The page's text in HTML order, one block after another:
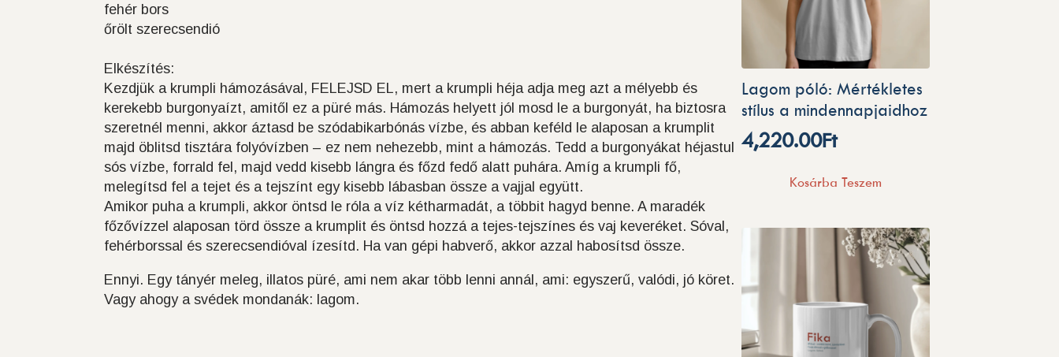
fehér bors
őrölt szerecsendió
Elkészítés:
Kezdjük a krumpli hámozásával, FELEJSD EL, mert a krumpli héja adja meg azt a mélyebb és
kerekebb burgonyaízt, amitől ez a püré más. Hámozás helyett jól mosd le a burgonyát, ha biztosra
szeretnél menni, akkor áztasd be szódabikarbónás vízbe, és abban keféld le alaposan a krumplit
majd öblitsd tisztára folyóvízben – ez nem nehezebb, mint a hámozás. Tedd a burgonyákat héjastul
sós vízbe, forrald fel, majd vedd kisebb lángra és főzd fedő alatt puhára. Amíg a krumpli fő,
melegítsd fel a tejet és a tejszínt egy kisebb lábasban össze a vajjal együtt.
Amikor puha a krumpli, akkor öntsd le róla a víz kétharmadát, a többit hagyd benne. A maradék
főzővízzel alaposan törd össze a krumplit és öntsd hozzá a tejes-tejszínes és vaj keveréket. Sóval,
fehérborssal és szerecsendióval ízesítd. Ha van gépi habverő, akkor azzal habosítsd össze.
Ennyi. Egy tányér meleg, illatos püré, ami nem akar több lenni annál, ami: egyszerű, valódi, jó köret.
Vagy ahogy a svédek mondanák: lagom.
Lagom póló: Mértékletes
stílus a mindennapjaidhoz
4,220.00Ft
Kosárba Teszem